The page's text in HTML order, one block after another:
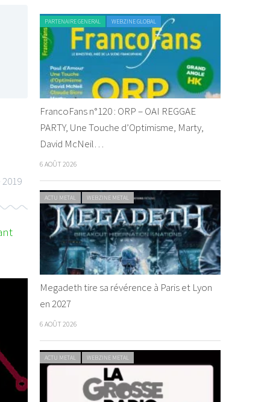
PARTENAIRE GENERAL WEBZINE GLOBAL
FrancoFans n°120 : ORP – OAI REGGAE
PARTY, Une Touche d’Optimisme, Marty,
David McNeil…
6 AOÛT 2026
ACTU METAL WEBZINE METAL
Megadeth tire sa révérence à Paris et Lyon
en 2027
6 AOÛT 2026
ACTU METAL WEBZINE METAL